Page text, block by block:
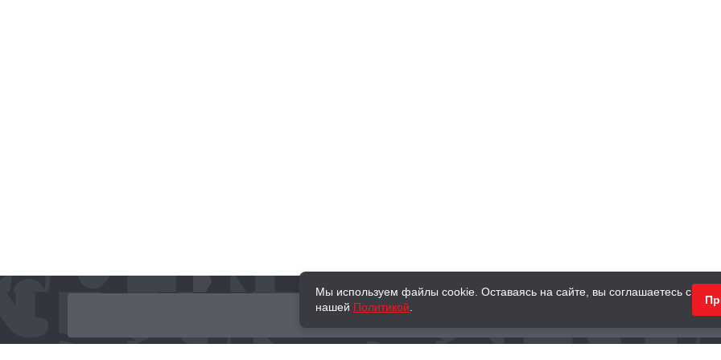
КНИГИ ПОДАРКИ
Мы используем файлы cookie. Оставаясь на сайте, вы соглашаетесь с
нашей Политикой